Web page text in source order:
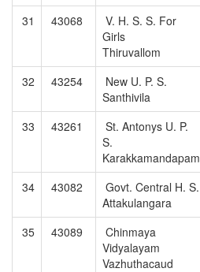
31 43068
V. H. S. S. For
Girls
Thiruvallom
32 43254
New U. P. S.
Santhivila
33 43261
St. Antonys U. P.
S.
Karakkamandapam
34 43082
Govt. Central H. S.
Attakulangara
35 43089
Chinmaya
Vidyalayam
Vazhuthacaud